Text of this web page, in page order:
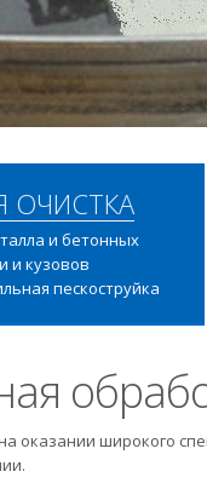
ОЧИСТКА
и бетонных
и кузовов
пескоструйка
оказании широкого